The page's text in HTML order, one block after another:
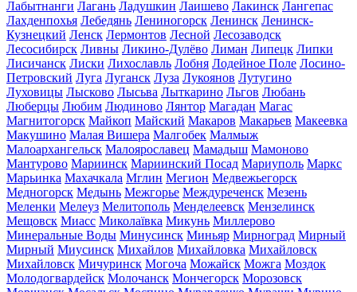
Лабытнанги Лагань Ладушкин Лаишево Лакинск Лангепас
Лахденпохья Лебедянь Лениногорск Ленинск Ленинск-
Кузнецкий Ленск Лермонтов Лесной Лесозаводск
Лесосибирск Ливны Ликино-Дулёво Лиман Липецк Липки
Лисичанск Лиски Лихославль Лобня Лодейное Поле Лосино-
Петровский Луга Луганск Луза Лукоянов Лутугино
Луховицы Лысково Лысьва Лыткарино Льгов Любань
Люберцы Любим Людиново Лянтор Магадан Магас
Магнитогорск Майкоп Майский Макаров Макарьев Макеевка
Макушино Малая Вишера Малгобек Малмыж
Малоархангельск Малоярославец Мамадыш Мамоново
Мантурово Мариинск Мариинский Посад Мариуполь Маркс
Марьинка Махачкала Мглин Мегион Медвежьегорск
Медногорск Медынь Межгорье Междуреченск Мезень
Меленки Мелеуз Мелитополь Менделеевск Мензелинск
Мещовск Миасс Миколаївка Микунь Миллерово
Минеральные Воды Минусинск Миньяр Мирноград Мирный
Мирный Миусинск Михайлов Михайловка Михайловск
Михайловск Мичуринск Могоча Можайск Можга Моздок
Молодогвардейск Молочанск Мончегорск Морозовск